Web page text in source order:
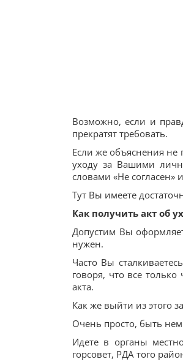
Возможно, если и
прекратят требовать.
Если же объяснения не
уходу за Вашими
словами «Не согласен»
Тут Вы имеете
Как получить акт об
Допустим Вы
нужен.
Часто Вы
говоря, что все
акта.
Как же выйти из этого
Очень просто, быть
Идете в органы
горсовет, РДА того